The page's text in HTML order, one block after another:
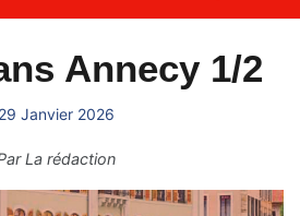
Annecy 1/2
29 Janvier 2026
La rédaction